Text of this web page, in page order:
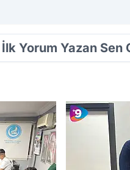
İlk Yorum Yazan Sen